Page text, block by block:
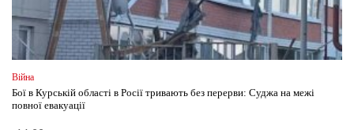
Війна
Бої в Курській області в Росії тривають без перерви: Суджа на межі
повної евакуації